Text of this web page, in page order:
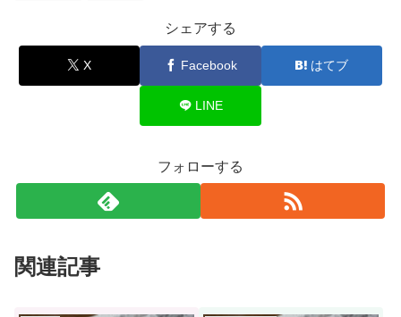
シェアする
X Facebook はてブ
LINE
フォローする
関連記事